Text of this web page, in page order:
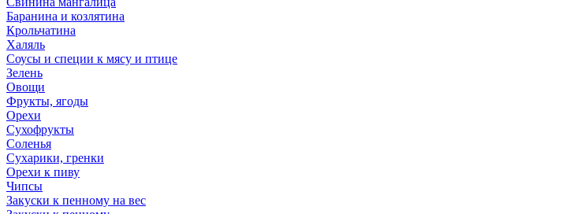
Баранина и козлятина
Крольчатина
Халяль
Соусы и специи к мясу и птице
Зелень
Овощи
Фрукты, ягоды
Орехи
Сухофрукты
Соленья
Сухарики, гренки
Орехи к пиву
Чипсы
Закуски к пенному на вес